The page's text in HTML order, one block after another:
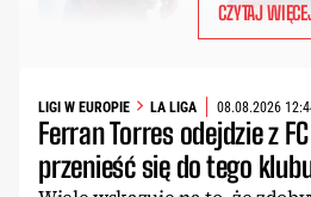
CZYTAJ
LIGI W EUROPIE LA LIGA 08.08.2026
Ferran Torres odejdzie z
przenieść się do tego